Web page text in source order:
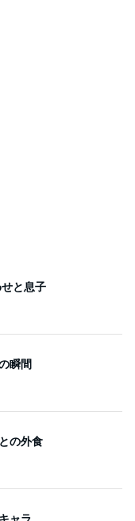
と息子
瞬間
の外食
ャラ